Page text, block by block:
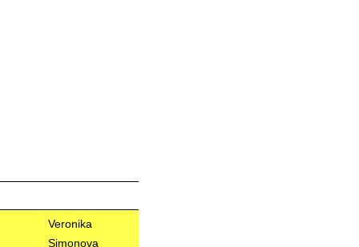
Veronika
Simonova